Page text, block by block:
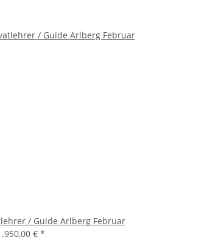
/ Guide Arlberg Februar
€ *